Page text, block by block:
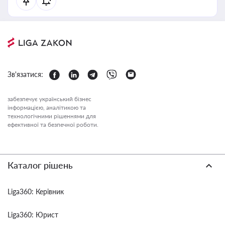
Зв'язатися:
забезпечує український бізнес
інформацією, аналітикою та
технологічними рішеннями для
ефективної та безпечної роботи.
Каталог рішень
Liga360: Керівник
Liga360: Юрист